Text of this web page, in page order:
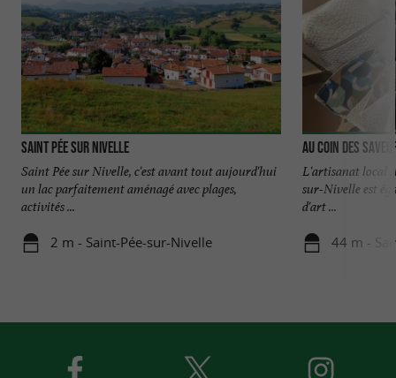
Saint Pée sur Nivelle
Saint Pée sur Nivelle, c'est avant tout aujourd'hui
un lac parfaitement aménagé avec plages,
activités ...
2 m - Saint-Pée-sur-Nivelle
Au coin des
L'artisanat local
sur-Nivelle est
d'art ...
44 m -